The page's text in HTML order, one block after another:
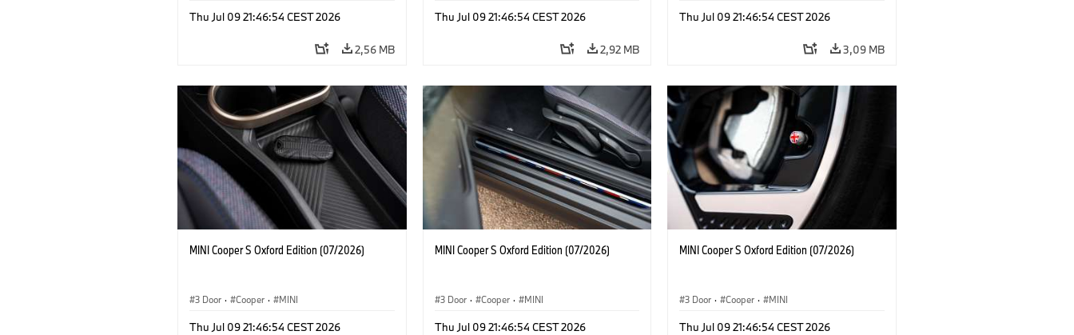
Thu Jul 09 21:46:54 CEST 2026
2,56 MB
Thu Jul 09 21:46:54 CEST 2026
2,92 MB
Thu Jul 09 21:46:54 CEST 2026
3,09 MB
MINI Cooper S Oxford Edition (07/2026)
3 Door · Cooper · MINI
Thu Jul 09 21:46:54 CEST 2026
MINI Cooper S Oxford Edition (07/2026)
3 Door · Cooper · MINI
Thu Jul 09 21:46:54 CEST 2026
MINI Cooper S Oxford Edition (07/2026)
3 Door · Cooper · MINI
Thu Jul 09 21:46:54 CEST 2026